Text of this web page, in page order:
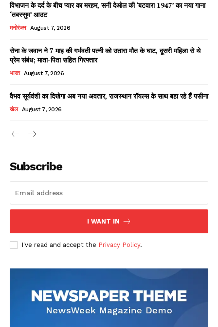
विभाजन के दर्द के बीच प्यार का मरहम, सनी देओल की ‘बटवारा 1947’ का नया गाना
‘तबस्सुम’ आउट
मनोरंजन August 7, 2026
सेना के जवान ने 7 माह की गर्भवती पत्नी को उतारा मौत के घाट, दूसरी महिला से थे
प्रेम संबंध; माता-पिता सहित गिरफ्तार
भारत August 7, 2026
वैभव सूर्यवंशी का दिखेगा अब नया अवतार, राजस्थान रॉयल्स के साथ बहा रहे हैं पसीना
खेल August 7, 2026
Subscribe
I WANT IN
I've read and accept the Privacy Policy.